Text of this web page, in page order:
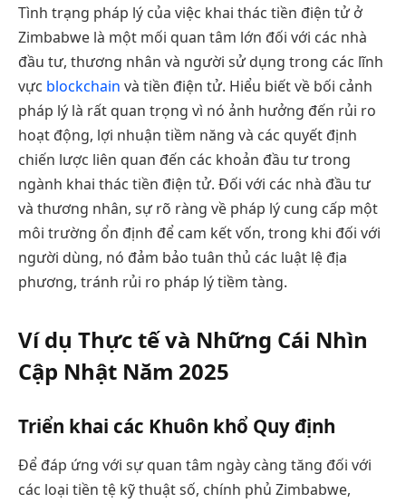
Tình trạng pháp lý của việc khai thác tiền điện tử ở
Zimbabwe là một mối quan tâm lớn đối với các nhà
đầu tư, thương nhân và người sử dụng trong các lĩnh
vực blockchain và tiền điện tử. Hiểu biết về bối cảnh
pháp lý là rất quan trọng vì nó ảnh hưởng đến rủi ro
hoạt động, lợi nhuận tiềm năng và các quyết định
chiến lược liên quan đến các khoản đầu tư trong
ngành khai thác tiền điện tử. Đối với các nhà đầu tư
và thương nhân, sự rõ ràng về pháp lý cung cấp một
môi trường ổn định để cam kết vốn, trong khi đối với
người dùng, nó đảm bảo tuân thủ các luật lệ địa
phương, tránh rủi ro pháp lý tiềm tàng.
Ví dụ Thực tế và Những Cái Nhìn
Cập Nhật Năm 2025
Triển khai các Khuôn khổ Quy định
Để đáp ứng với sự quan tâm ngày càng tăng đối với
các loại tiền tệ kỹ thuật số, chính phủ Zimbabwe,